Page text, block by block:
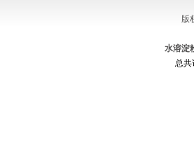
版
水溶淀
总共